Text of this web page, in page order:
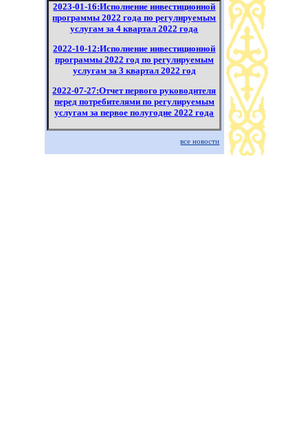
2023-01-16:Исполнение инвестиционной
программы 2022 года по регулируемым
услугам за 4 квартал 2022 года
2022-10-12:Исполнение инвестиционной
программы 2022 год по регулируемым
услугам за 3 квартал 2022 год
2022-07-27:Отчет первого руководителя
перед потребителями по регулируемым
услугам за первое полугодие 2022 года
2022-07-18:Информация по отчету по
регулируемым услугам за первое
полугодие 2022 года филиала Канал им.
все новости